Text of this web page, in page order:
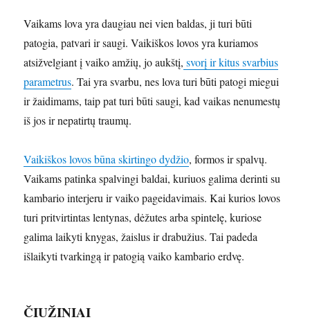
Vaikams lova yra daugiau nei vien baldas, ji turi būti
patogia, patvari ir saugi. Vaikiškos lovos yra kuriamos
atsižvelgiant į vaiko amžių, jo aukštį, svorį ir kitus svarbius
parametrus. Tai yra svarbu, nes lova turi būti patogi miegui
ir žaidimams, taip pat turi būti saugi, kad vaikas nenumestų
iš jos ir nepatirtų traumų.
Vaikiškos lovos būna skirtingo dydžio, formos ir spalvų.
Vaikams patinka spalvingi baldai, kuriuos galima derinti su
kambario interjeru ir vaiko pageidavimais. Kai kurios lovos
turi pritvirtintas lentynas, dėžutes arba spintelę, kuriose
galima laikyti knygas, žaislus ir drabužius. Tai padeda
išlaikyti tvarkingą ir patogią vaiko kambario erdvę.
ČIUŽINIAI